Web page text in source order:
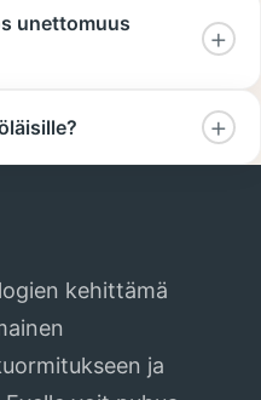
unettomuus
kehittämä
ja